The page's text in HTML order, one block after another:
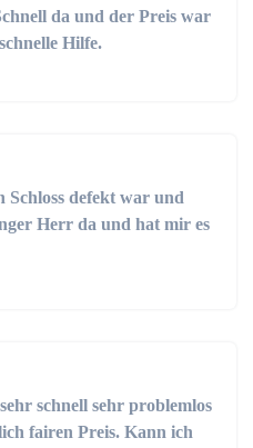
da und der Preis war
Hilfe.
Schloss defekt war und
Herr da und hat mir es
schnell sehr problemlos
fairen Preis. Kann ich